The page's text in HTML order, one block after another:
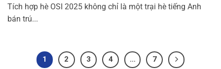
Tích hợp hè OSI 2025 không chỉ là một trại hè tiếng Anh
bán trú...
1 2 3 4 … 7